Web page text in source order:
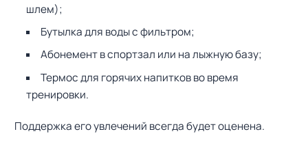
шлем);
Бутылка для воды с фильтром;
Абонемент в спортзал или на лыжную базу;
Термос для горячих напитков во время
тренировки.
Поддержка его увлечений всегда будет оценена.